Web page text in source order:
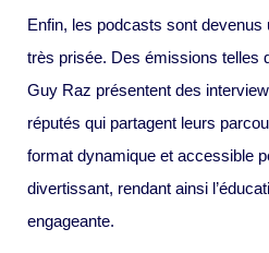
Enfin, les podcasts sont devenus
très prisée. Des émissions telles
Guy Raz présentent des
réputés qui partagent leurs
format dynamique et accessible
divertissant, rendant ainsi
engageante.